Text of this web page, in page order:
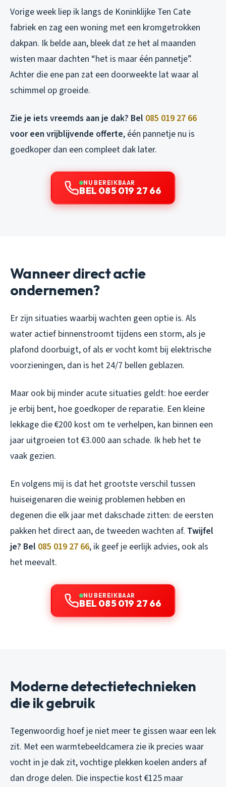
Vorige week liep ik langs de Koninklijke Ten Cate
fabriek en zag een woning met een kromgetrokken
dakpan. Ik belde aan, bleek dat ze het al maanden
wisten maar dachten “het is maar één pannetje”.
Achter die ene pan zat een doorweekte lat waar al
schimmel op groeide.
Zie je iets vreemds aan je dak? Bel 085 019 27 66
voor een vrijblijvende offerte, één pannetje nu is
goedkoper dan een compleet dak later.
NU BEREIKBAAR
BEL 085 019 27 66
Wanneer direct actie
ondernemen?
Er zijn situaties waarbij wachten geen optie is. Als
water actief binnenstroomt tijdens een storm, als je
plafond doorbuigt, of als er vocht komt bij elektrische
voorzieningen, dan is het 24/7 bellen geblazen.
Maar ook bij minder acute situaties geldt: hoe eerder
je erbij bent, hoe goedkoper de reparatie. Een kleine
lekkage die €200 kost om te verhelpen, kan binnen een
jaar uitgroeien tot €3.000 aan schade. Ik heb het te
vaak gezien.
En volgens mij is dat het grootste verschil tussen
huiseigenaren die weinig problemen hebben en
degenen die elk jaar met dakschade zitten: de eersten
pakken het direct aan, de tweeden wachten af. Twijfel
je? Bel 085 019 27 66, ik geef je eerlijk advies, ook als
het meevalt.
NU BEREIKBAAR
BEL 085 019 27 66
Moderne detectietechnieken
die ik gebruik
Tegenwoordig hoef je niet meer te gissen waar een lek
zit. Met een warmtebeeldcamera zie ik precies waar
vocht in je dak zit, vochtige plekken koelen anders af
dan droge delen. Die inspectie kost €125 maar